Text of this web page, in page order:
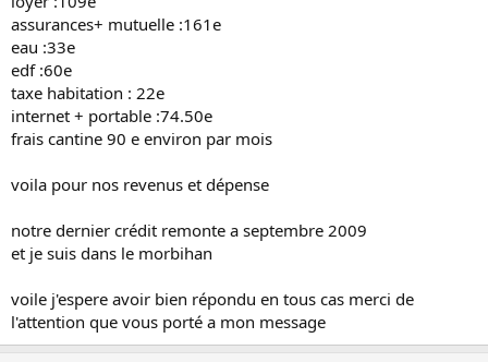
assurances+ mutuelle :161e
eau :33e
edf :60e
taxe habitation : 22e
internet + portable :74.50e
frais cantine 90 e environ par mois
voila pour nos revenus et dépense
notre dernier crédit remonte a septembre 2009
et je suis dans le morbihan
voile j'espere avoir bien répondu en tous cas merci de
l'attention que vous porté a mon message